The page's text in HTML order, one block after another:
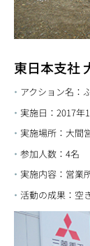
東日本支社
アクション名：
実施日：2017年
実施場所：大間
参加人数：4名
実施内容：営業
活動の成果：空